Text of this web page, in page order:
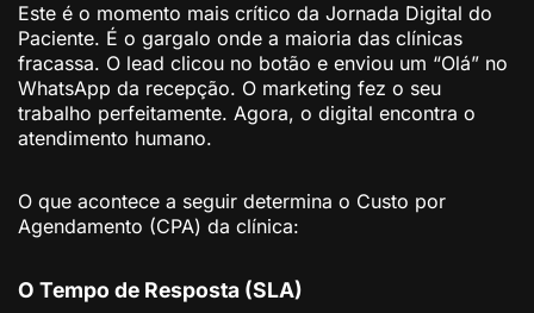
Este é o momento mais crítico da Jornada Digital do
Paciente. É o gargalo onde a maioria das clínicas
fracassa. O lead clicou no botão e enviou um “Olá” no
WhatsApp da recepção. O marketing fez o seu
trabalho perfeitamente. Agora, o digital encontra o
atendimento humano.
O que acontece a seguir determina o Custo por
Agendamento (CPA) da clínica:
O Tempo de Resposta (SLA)